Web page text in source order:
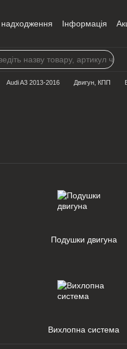
надходження
Інформація
Audi A3 2013-2016 Двигун, КПП
Подушки двигуна
Вихлопна система